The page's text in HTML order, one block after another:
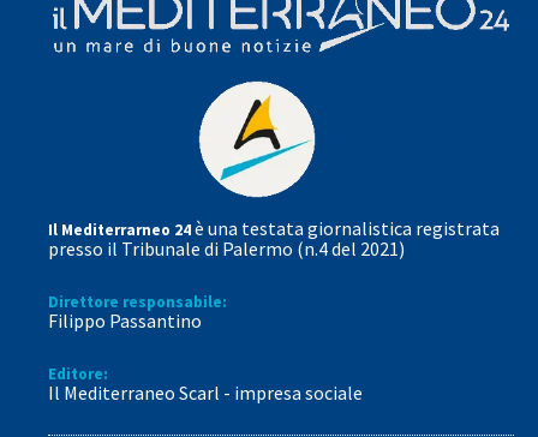
Il Mediterrarneo 24è una testata giornalistica registrata
presso il Tribunale di Palermo (n.4 del 2021)
Direttore responsabile:
Filippo Passantino
Editore:
Il Mediterraneo Scarl - impresa sociale